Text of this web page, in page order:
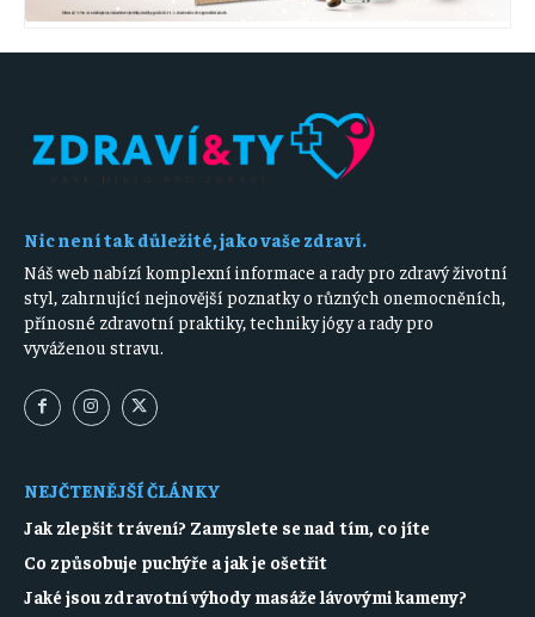
Nic není tak důležité, jako vaše zdraví.
Náš web nabízí komplexní informace a rady pro zdravý životní
styl, zahrnující nejnovější poznatky o různých onemocněních,
přínosné zdravotní praktiky, techniky jógy a rady pro
vyváženou stravu.
NEJČTENĚJŠÍ ČLÁNKY
Jak zlepšit trávení? Zamyslete se nad tím, co jíte
Co způsobuje puchýře a jak je ošetřit
Jaké jsou zdravotní výhody masáže lávovými kameny?